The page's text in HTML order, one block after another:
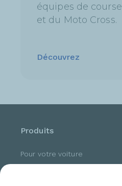
équipes de
et du Moto Cross.
Découvrez
Produits
Pour votre voiture